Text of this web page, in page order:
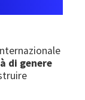
di genere